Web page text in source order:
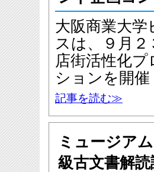
大阪商業大
スは、９月
店街活性化
ションを開
記事を読む≫
ミュージア
級古文書解